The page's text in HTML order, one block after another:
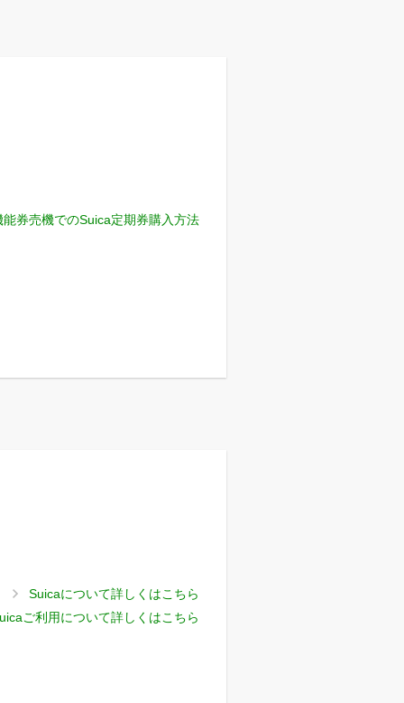
能券売機でのSuica定期券購入方法
Suicaについて詳しくはこちら
ご利用について詳しくはこちら